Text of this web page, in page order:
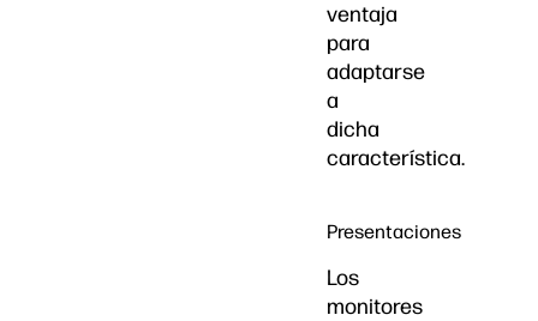
ventaja
para
adaptarse
a
dicha
característica.
Presentaciones
Los
monitores